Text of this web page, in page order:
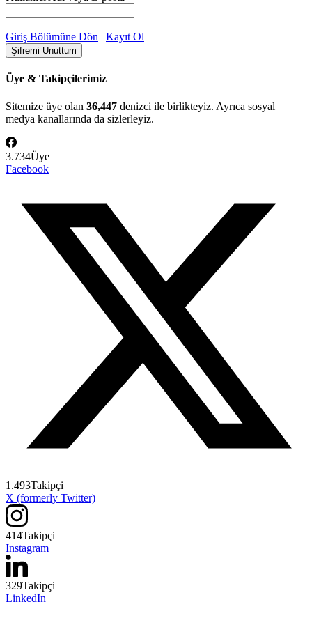
Giriş Bölümüne Dön | Kayıt Ol
Üye & Takipçilerimiz
Sitemize üye olan 36,447 denizci ile birlikteyiz. Ayrıca sosyal
medya kanallarında da sizlerleyiz.
3.734Üye
Facebook
1.493Takipçi
X (formerly Twitter)
414Takipçi
Instagram
329Takipçi
LinkedIn